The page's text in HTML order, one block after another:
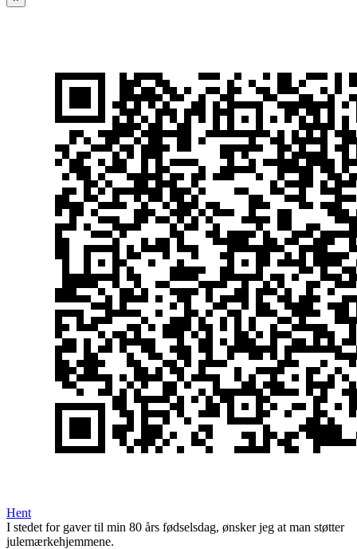
Hent
I stedet for gaver til min 80 års fødselsdag, ønsker jeg at man støtter
julemærkehjemmene.